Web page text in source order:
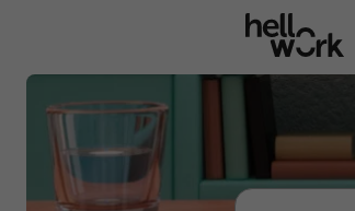
Effectuer une recherche d'emploi par localité